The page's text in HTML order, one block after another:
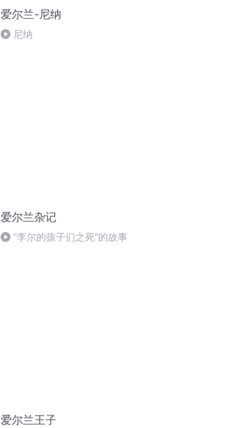
爱尔兰-尼纳
尼纳
爱尔兰杂记
“李尔的孩子们之死”的故事
爱尔兰王子